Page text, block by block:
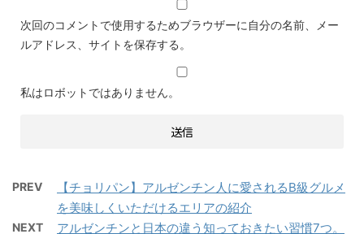
次回のコメントで使用するためブラウザーに自分の名前、メー
ルアドレス、サイトを保存する。
私はロボットではありません。
PREV
【チョリパン】アルゼンチン人に愛されるB級グルメ
を美味しくいただけるエリアの紹介
NEXT アルゼンチンと日本の違う知っておきたい習慣7つ。